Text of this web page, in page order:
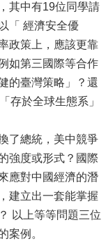
其中有19位同學請
「 經濟安全優
政策上，應該更靠
如第三國際等合作
的臺灣策略」？還
存於全球生態系」
了總統，美中競爭
強度或形式？國際
應對中國經濟的潛
建立出一套能掌握
以上等等問題三位
案例。